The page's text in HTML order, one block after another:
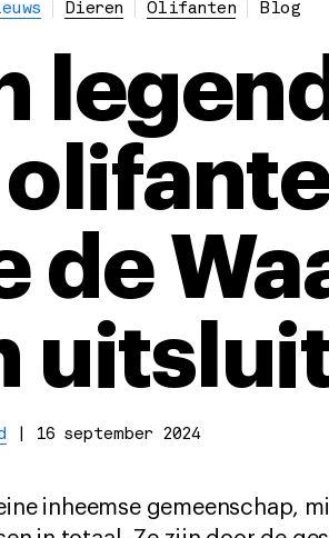
Dieren Olifanten Blog
de
16 september 2024
inheemse gemeenschap,